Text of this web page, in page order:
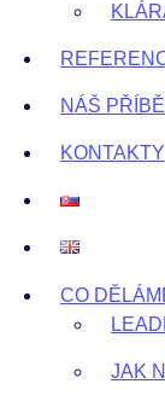
NÁŠ
KONTAKTY
CO
JAK